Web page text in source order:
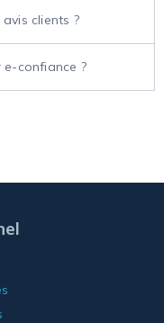
clients ?
e-confiance ?